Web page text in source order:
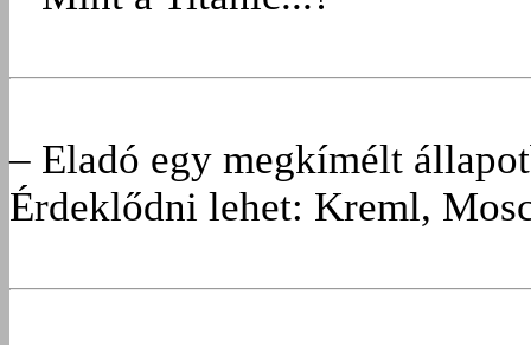
– Eladó egy megkímélt
Érdeklődni lehet: Kreml,